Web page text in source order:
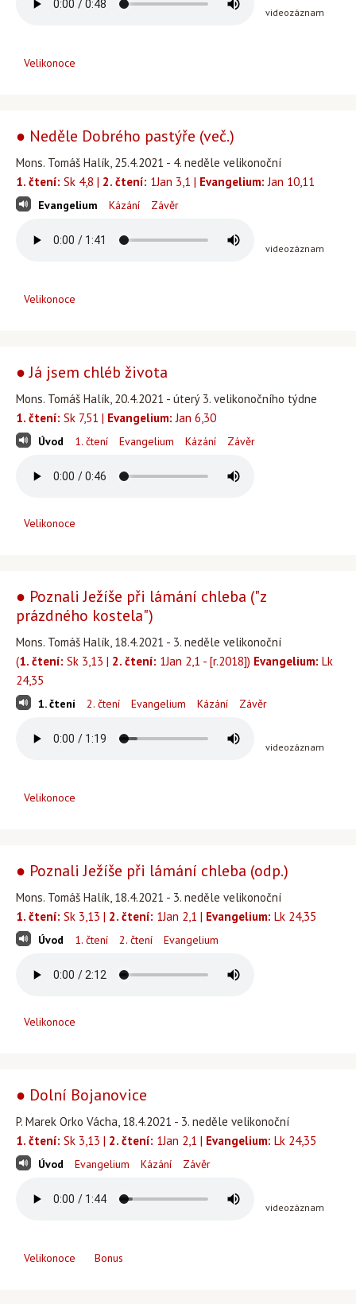
videozáznam
Velikonoce
● Neděle Dobrého pastýře (več.)
Mons. Tomáš Halík, 25.4.2021 - 4. neděle velikonoční
1. čtení: Sk 4,8 | 2. čtení: 1Jan 3,1 | Evangelium: Jan 10,11
Evangelium Kázání Závěr
videozáznam
Velikonoce
● Já jsem chléb života
Mons. Tomáš Halík, 20.4.2021 - úterý 3. velikonočního týdne
1. čtení: Sk 7,51 | Evangelium: Jan 6,30
Úvod 1. čtení Evangelium Kázání Závěr
Velikonoce
● Poznali Ježíše při lámání chleba ("z
prázdného kostela")
Mons. Tomáš Halík, 18.4.2021 - 3. neděle velikonoční
(1. čtení: Sk 3,13 | 2. čtení: 1Jan 2,1 - [r.2018]) Evangelium: Lk
24,35
1. čtení 2. čtení Evangelium Kázání Závěr
videozáznam
Velikonoce
● Poznali Ježíše při lámání chleba (odp.)
Mons. Tomáš Halík, 18.4.2021 - 3. neděle velikonoční
1. čtení: Sk 3,13 | 2. čtení: 1Jan 2,1 | Evangelium: Lk 24,35
Úvod 1. čtení 2. čtení Evangelium
Velikonoce
● Dolní Bojanovice
P. Marek Orko Vácha, 18.4.2021 - 3. neděle velikonoční
1. čtení: Sk 3,13 | 2. čtení: 1Jan 2,1 | Evangelium: Lk 24,35
Úvod Evangelium Kázání Závěr
videozáznam
Velikonoce Bonus